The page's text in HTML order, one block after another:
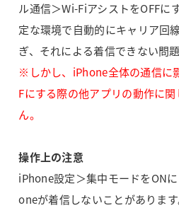
ル通信＞Wi-FiアシストをOFFに
定な環境で自動的にキャリア回
ぎ、それによる着信できない問
※しかし、iPhone全体の通信に
Fにする際の他アプリの動作に
ん。
操作上の注意
iPhone設定＞集中モードをON
oneが着信しないことがあります